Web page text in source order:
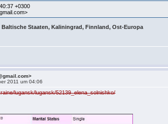
+0300
Baltische Staaten, Kaliningrad, Finnland, Ost-Europa
2011 um 04:06
lugansk/lugansk/52139_elena_solnishko/